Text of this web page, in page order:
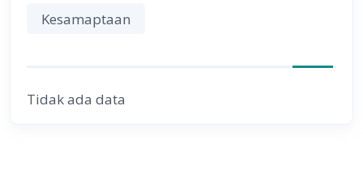
Kesamaptaan
Tidak ada data